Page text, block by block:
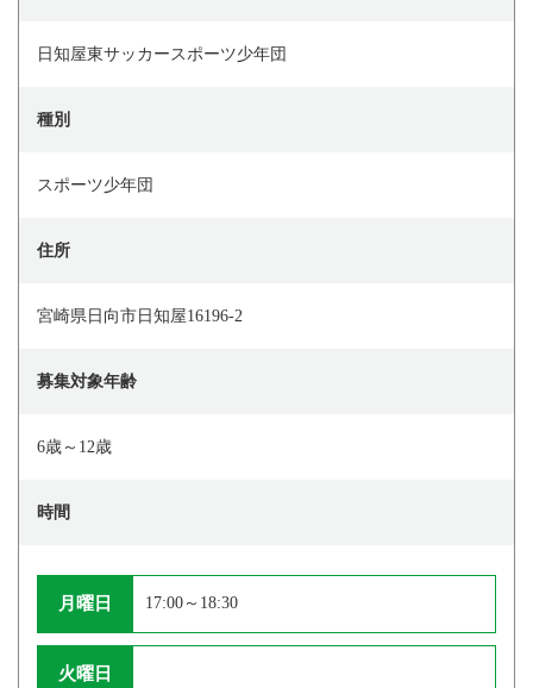
日知屋東サッカースポーツ少年団
種別
スポーツ少年団
住所
宮崎県日向市日知屋16196-2
募集対象年齢
6歳～12歳
時間
月曜日 17:00～18:30
火曜日